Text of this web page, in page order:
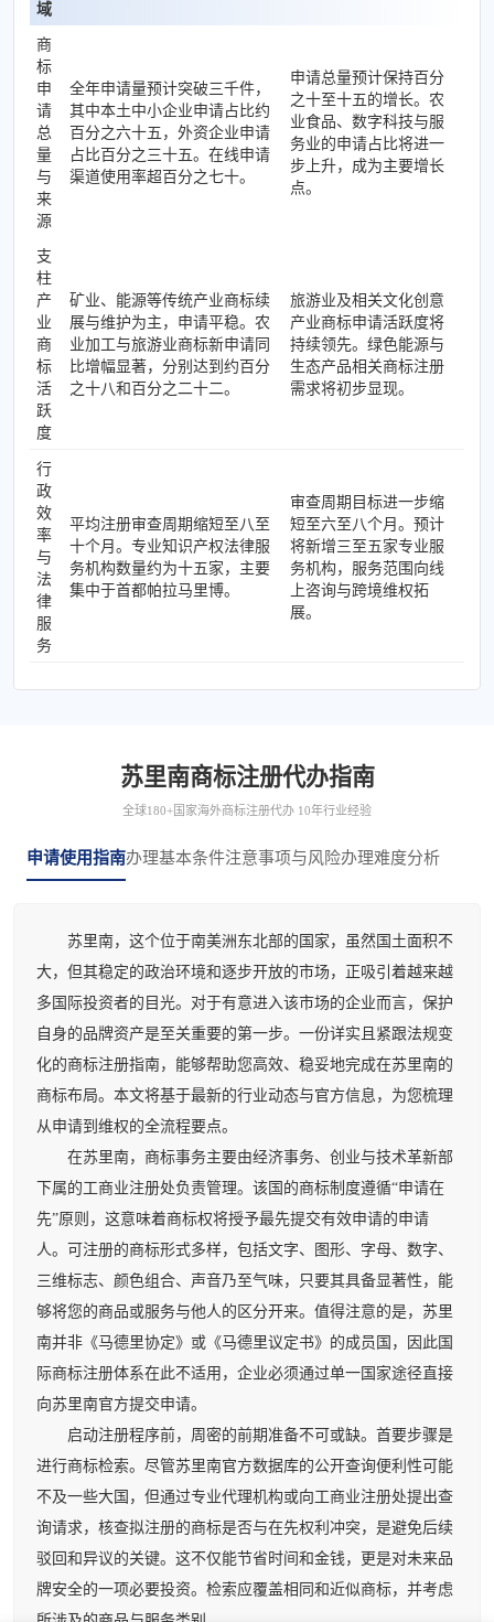
域
商
标
申
请
总
量
与
来
源
全年申请量预计突破三千件，
其中本土中小企业申请占比约
百分之六十五，外资企业申请
占比百分之三十五。在线申请
渠道使用率超百分之七十。
申请总量预计保持百分
之十至十五的增长。农
业食品、数字科技与服
务业的申请占比将进一
步上升，成为主要增长
点。
支
柱
产
业
商
标
活
跃
度
矿业、能源等传统产业商标续
展与维护为主，申请平稳。农
业加工与旅游业商标新申请同
比增幅显著，分别达到约百分
之十八和百分之二十二。
旅游业及相关文化创意
产业商标申请活跃度将
持续领先。绿色能源与
生态产品相关商标注册
需求将初步显现。
行
政
效
率
与
法
律
服
务
平均注册审查周期缩短至八至
十个月。专业知识产权法律服
务机构数量约为十五家，主要
集中于首都帕拉马里博。
审查周期目标进一步缩
短至六至八个月。预计
将新增三至五家专业服
务机构，服务范围向线
上咨询与跨境维权拓
展。
苏里南商标注册代办指南
全球180+国家海外商标注册代办 10年行业经验
申请使用指南办理基本条件注意事项与风险办理难度分析
苏里南，这个位于南美洲东北部的国家，虽然国土面积不
大，但其稳定的政治环境和逐步开放的市场，正吸引着越来越
多国际投资者的目光。对于有意进入该市场的企业而言，保护
自身的品牌资产是至关重要的第一步。一份详实且紧跟法规变
化的商标注册指南，能够帮助您高效、稳妥地完成在苏里南的
商标布局。本文将基于最新的行业动态与官方信息，为您梳理
从申请到维权的全流程要点。
在苏里南，商标事务主要由经济事务、创业与技术革新部
下属的工商业注册处负责管理。该国的商标制度遵循“申请在
先”原则，这意味着商标权将授予最先提交有效申请的申请
人。可注册的商标形式多样，包括文字、图形、字母、数字、
三维标志、颜色组合、声音乃至气味，只要其具备显著性，能
够将您的商品或服务与他人的区分开来。值得注意的是，苏里
南并非《马德里协定》或《马德里议定书》的成员国，因此国
际商标注册体系在此不适用，企业必须通过单一国家途径直接
向苏里南官方提交申请。
启动注册程序前，周密的前期准备不可或缺。首要步骤是
进行商标检索。尽管苏里南官方数据库的公开查询便利性可能
不及一些大国，但通过专业代理机构或向工商业注册处提出查
询请求，核查拟注册的商标是否与在先权利冲突，是避免后续
驳回和异议的关键。这不仅能节省时间和金钱，更是对未来品
牌安全的一项必要投资。检索应覆盖相同和近似商标，并考虑